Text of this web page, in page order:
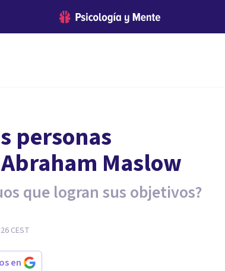
personas
Maslow
que logran sus objetivos?
CEST
en